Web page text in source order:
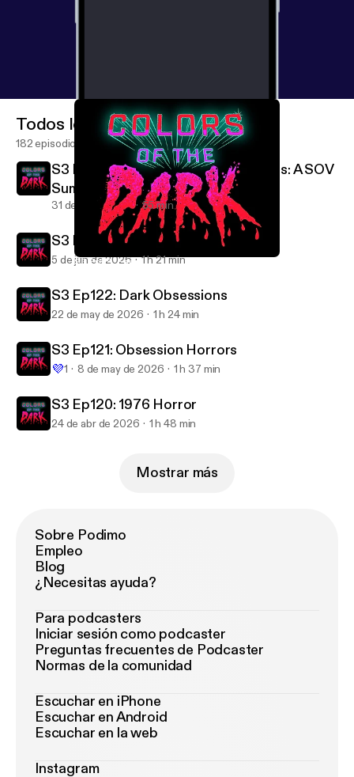
S3 Ep119: Faces of Death
Todos los episodios
182 episodios
S3 Ep124: Bonus Episode Deep Cuts: A SOV
Summer
31 de jul de 2026 55 min
S3 Ep123: Summer Horrors!
5 de jun de 2026 1 h 21 min
S3 Ep122: Dark Obsessions
22 de may de 2026 1 h 24 min
S3 Ep121: Obsession Horrors
💜1 8 de may de 2026 1 h 37 min
S3 Ep120: 1976 Horror
24 de abr de 2026 1 h 48 min
Mostrar más
Sobre Podimo
Empleo
Blog
¿Necesitas ayuda?
Para podcasters
Iniciar sesión como podcaster
Preguntas frecuentes de Podcaster
Normas de la comunidad
Escuchar en iPhone
Escuchar en Android
Escuchar en la web
Instagram